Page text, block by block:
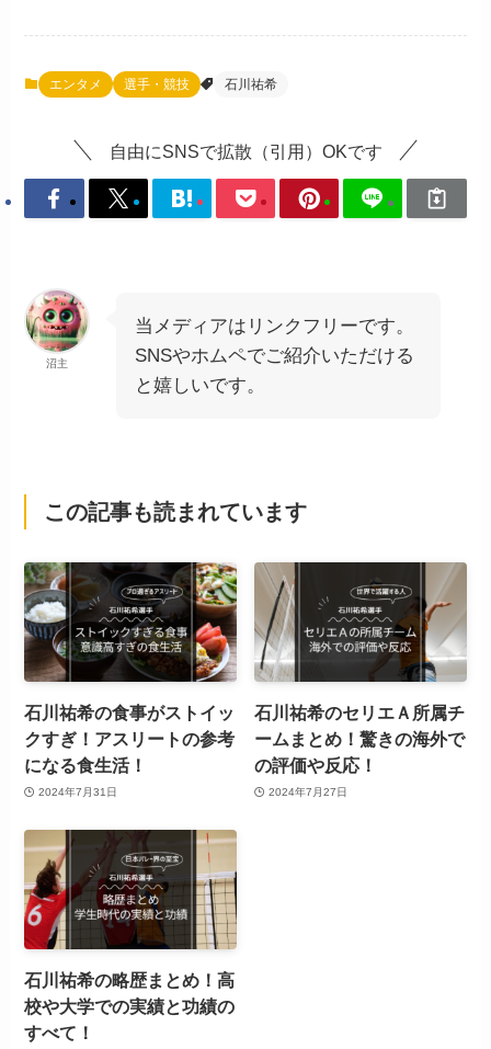
エンタメ 選手・競技 石川祐希
自由にSNSで拡散（引用）OKです
沼主
当メディアはリンクフリーです。
SNSやホムペでご紹介いただける
と嬉しいです。
この記事も読まれています
石川祐希の食事がストイッ
クすぎ！アスリートの参考
になる食生活！
2024年7月31日
石川祐希のセリエＡ所属チ
ームまとめ！驚きの海外で
の評価や反応！
2024年7月27日
石川祐希の略歴まとめ！高
校や大学での実績と功績の
すべて！